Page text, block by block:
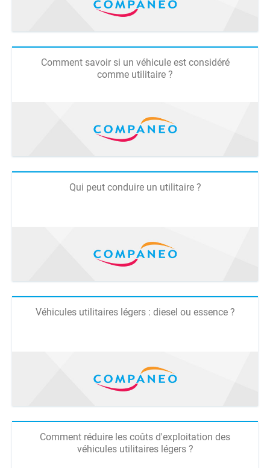
Comment savoir si un véhicule est considéré
comme utilitaire ?
Qui peut conduire un utilitaire ?
Véhicules utilitaires légers : diesel ou essence ?
Comment réduire les coûts d'exploitation des
véhicules utilitaires légers ?